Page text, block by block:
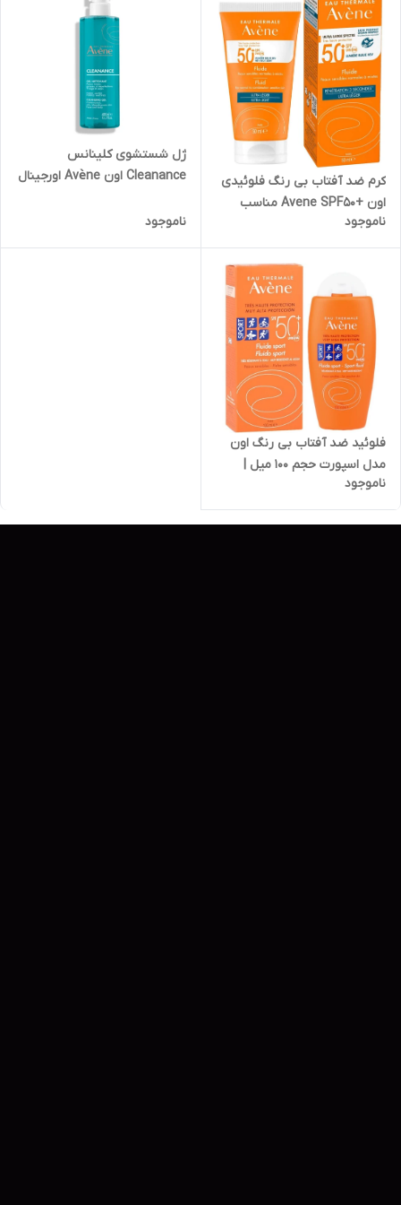
کرم ضد آفتاب بی رنگ فلوئیدی
اون +Avene SPF50 مناسب
پوست های نرمال تا مختلط و
حساس حجم 50 میل
ناموجود
ژل شستشوی کلینانس
Cleanance اون Avène اورجینال
مختلط حجم ۴۰۰ میل
ناموجود
فلوئید ضد آفتاب بی رنگ اون
مدل اسپورت حجم ۱۰۰ میل |
Avène Fluids Sport 100ml
ناموجود